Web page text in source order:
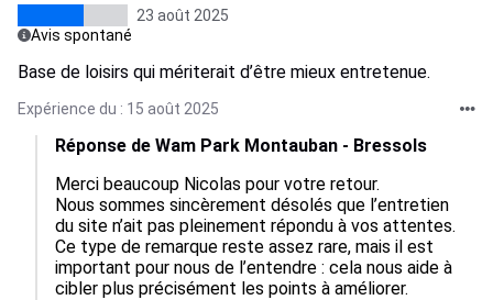
23 août 2025
Avis spontané
Base de loisirs qui mériterait d’être mieux entretenue.
Expérience du : 15 août 2025
Réponse de Wam Park Montauban - Bressols
Merci beaucoup Nicolas pour votre retour.
Nous sommes sincèrement désolés que l’entretien
du site n’ait pas pleinement répondu à vos attentes.
Ce type de remarque reste assez rare, mais il est
important pour nous de l’entendre : cela nous aide à
cibler plus précisément les points à améliorer.